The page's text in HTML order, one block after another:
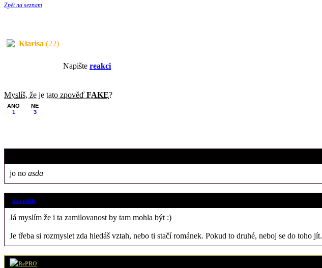
Zpět na seznam
Klarisa (22)
Napište reakci
Myslíš, že je tato zpověď FAKE?
ANO
1
NE
3
jo no asda
Solonielle
Já myslím že i ta zamilovanost by tam mohla být :)
Je třeba si rozmyslet zda hledáš vztah, nebo ti stačí románek. Pokud to druhé, neboj se do toho jít.
RePRO